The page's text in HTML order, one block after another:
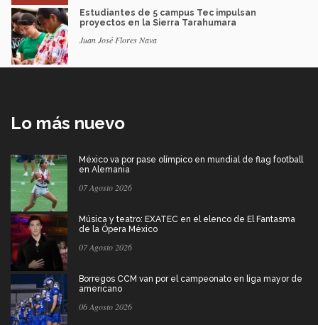
Estudiantes de 5 campus Tec impulsan
proyectos en la Sierra Tarahumara
Juan José Flores Nava
Lo más nuevo
México va por pase olímpico en mundial de flag football
en Alemania
07 Agosto 2026
Música y teatro: EXATEC en el elenco de El Fantasma
de la Ópera México
07 Agosto 2026
Borregos CCM van por el campeonato en liga mayor de
americano
06 Agosto 2026